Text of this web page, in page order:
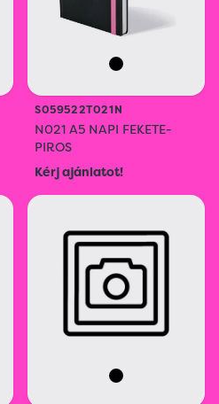
S059522T021N
N021 A5 NAPI FEKETE-
PIROS
Kérj ajánlatot!